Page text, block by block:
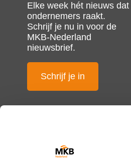
Elke week hét nieuws dat
ondernemers raakt.
Schrijf je nu in voor de
MKB-Nederland
nieuwsbrief.
Schrijf je in